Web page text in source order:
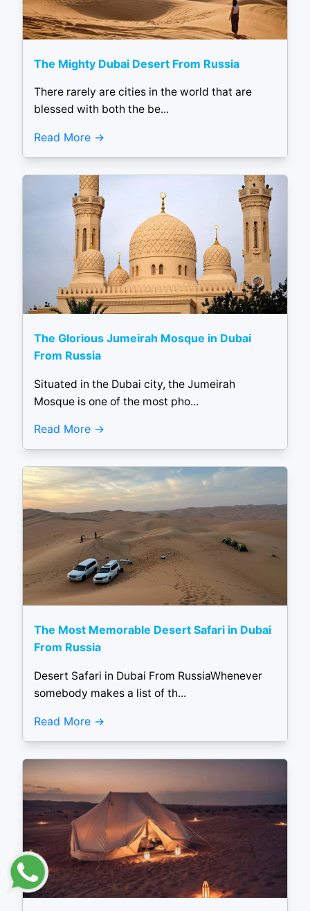
The Mighty Dubai Desert From Russia
There rarely are cities in the world that are
blessed with both the be...
Read More
The Glorious Jumeirah Mosque in Dubai
From Russia
Situated in the Dubai city, the Jumeirah
Mosque is one of the most pho...
Read More
The Most Memorable Desert Safari in Dubai
From Russia
Desert Safari in Dubai From RussiaWhenever
somebody makes a list of th...
Read More